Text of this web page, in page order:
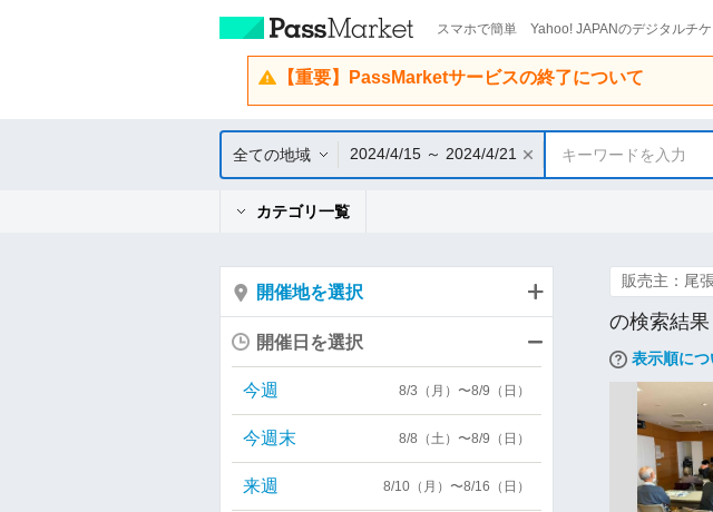
スマホで簡単 Yahoo! JAPANのデジタルチケ
【重要】PassMarketサービスの終了について
全ての地域 2024/4/15 ～ 2024/4/21 キーワードを入力
カテゴリ一覧
販売主：尾
の検索結果
表示順につ
開催地を選択
開催日を選択
今週 8/3（月）〜8/9（日）
今週末 8/8（土）〜8/9（日）
来週 8/10（月）〜8/16（日）